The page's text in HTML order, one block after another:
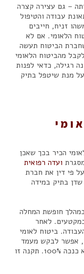
– גם עצירה קצרה
עבודה והטיפול
זניח, חייבים
הלאומי. אם לא
הביטוח תעשה
מהביטוח הלאומי
רגילה, כדאי לפנות
על מנת שיטפל בתיק
הכיר בכך שאכן
ועדה רפואית
פי דין את חברת
בתיק במידה
לנפגע 75% מהשכר במהלך חופשת המחלה
במקטעים. לאחר
ביטוח לאומי
אפשר לבקש מעמד
של נכה נזקק, המקבל פיצוי בשיעור מלא כנכה 100%. תקנה זו